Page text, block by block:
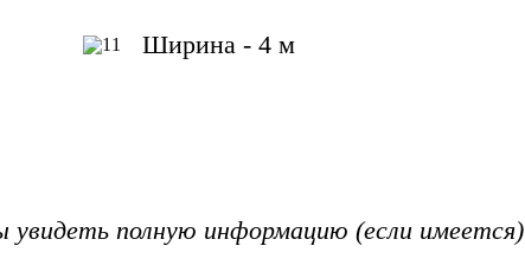
Ширина - 4 м
полную информацию (если имеется)